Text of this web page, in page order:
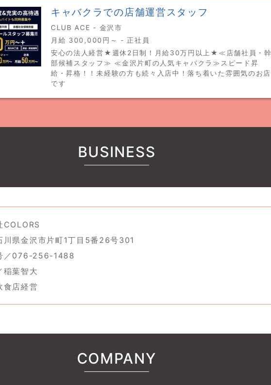
キャバクラでの店舗運営スタッフ
CLUB ACE - 金沢市
月給 300,000円～ - 正社員
安心の法人経営★週休2日制！月給30万円以上★≪店舗社員・幹
部候補スタッフ≫ ≪金沢片町の人気キャバクラ≫スピード昇
給・昇格！！未経験の方も続々入店中！落ち着いた雰囲気のお店
です
BUSINESS
COLORS
川県金沢市片町1丁目5番26号301
／076-256-1488
稲葉智大
食店経営
COMPANY